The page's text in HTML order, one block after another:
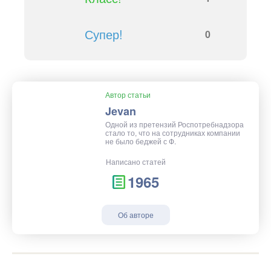
Супер! 0
Автор статьи
Jevan
Одной из претензий Роспотребнадзора
стало то, что на сотрудниках компании
не было беджей с Ф.
Написано статей
1965
Об авторе